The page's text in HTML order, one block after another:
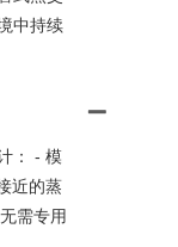
中持续
： - 模
近的蒸
需专用